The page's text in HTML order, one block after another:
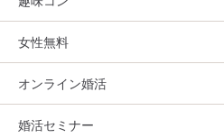
女性無料
オンライン婚活
婚活セミナー